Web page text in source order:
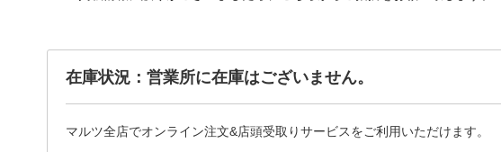
在庫状況：営業所に在庫はございません。
マルツ全店でオンライン注文&店頭受取りサービスをご利用いただけます。